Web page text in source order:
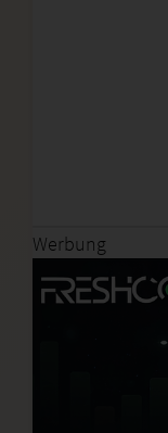
Werbung